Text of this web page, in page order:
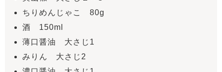
ちりめんじゃこ 80g
酒 150ml
薄口醤油 大さじ1
みりん 大さじ2